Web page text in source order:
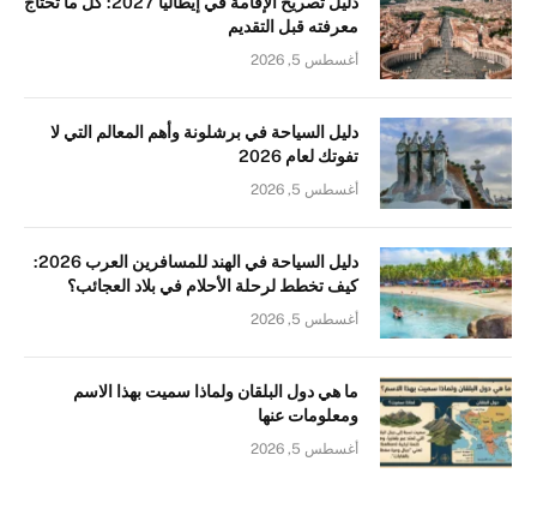
معرفته قبل التقديم
أغسطس 5, 2026
دليل السياحة في برشلونة وأهم المعالم التي لا
تفوتك لعام 2026
أغسطس 5, 2026
دليل السياحة في الهند للمسافرين العرب 2026:
كيف تخطط لرحلة الأحلام في بلاد العجائب؟
أغسطس 5, 2026
ما هي دول البلقان ولماذا سميت بهذا الاسم
ومعلومات عنها
أغسطس 5, 2026